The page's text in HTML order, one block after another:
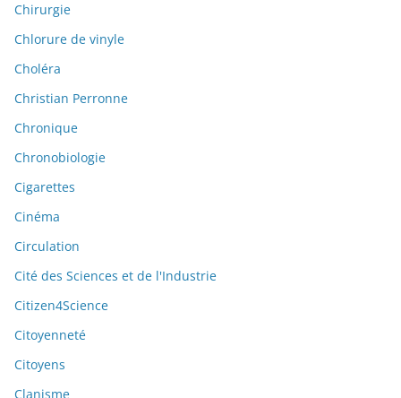
Chirurgie
Chlorure de vinyle
Choléra
Christian Perronne
Chronique
Chronobiologie
Cigarettes
Cinéma
Circulation
Cité des Sciences et de l'Industrie
Citizen4Science
Citoyenneté
Citoyens
Clanisme